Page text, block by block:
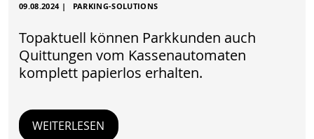
09.08.2024 | PARKING-SOLUTIONS
Topaktuell können Parkkunden auch
Quittungen vom Kassenautomaten
komplett papierlos erhalten.
WEITERLESEN